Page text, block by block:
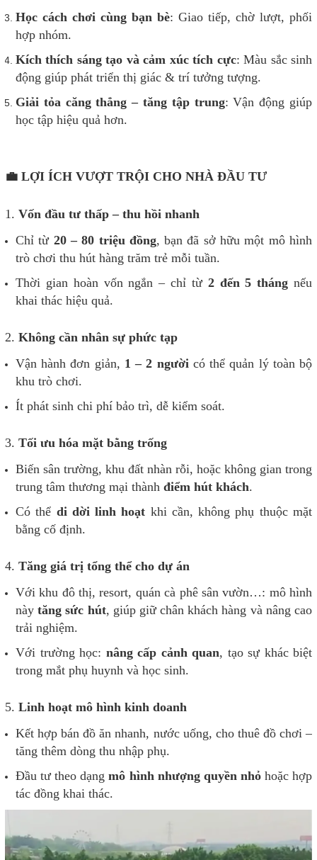
Học cách chơi cùng bạn bè: Giao tiếp, chờ lượt, phối
hợp nhóm.
Kích thích sáng tạo và cảm xúc tích cực: Màu sắc sinh
động giúp phát triển thị giác & trí tưởng tượng.
Giải tỏa căng thẳng – tăng tập trung: Vận động giúp
học tập hiệu quả hơn.
💼 LỢI ÍCH VƯỢT TRỘI CHO NHÀ ĐẦU TƯ
1. Vốn đầu tư thấp – thu hồi nhanh
Chỉ từ 20 – 80 triệu đồng, bạn đã sở hữu một mô hình
trò chơi thu hút hàng trăm trẻ mỗi tuần.
Thời gian hoàn vốn ngắn – chỉ từ 2 đến 5 tháng nếu
khai thác hiệu quả.
2. Không cần nhân sự phức tạp
Vận hành đơn giản, 1 – 2 người có thể quản lý toàn bộ
khu trò chơi.
Ít phát sinh chi phí bảo trì, dễ kiểm soát.
3. Tối ưu hóa mặt bằng trống
Biến sân trường, khu đất nhàn rỗi, hoặc không gian trong
trung tâm thương mại thành điểm hút khách.
Có thể di dời linh hoạt khi cần, không phụ thuộc mặt
bằng cố định.
4. Tăng giá trị tổng thể cho dự án
Với khu đô thị, resort, quán cà phê sân vườn…: mô hình
nàytăng sức hút, giúp giữ chân khách hàng và nâng cao
trải nghiệm.
Với trường học: nâng cấp cảnh quan, tạo sự khác biệt
trong mắt phụ huynh và học sinh.
5. Linh hoạt mô hình kinh doanh
Kết hợp bán đồ ăn nhanh, nước uống, cho thuê đồ chơi –
tăng thêm dòng thu nhập phụ.
Đầu tư theo dạngmô hình nhượng quyền nhỏhoặc hợp
tác đồng khai thác.